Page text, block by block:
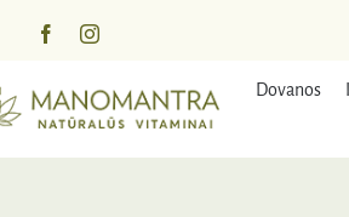
turinį
Dovanos